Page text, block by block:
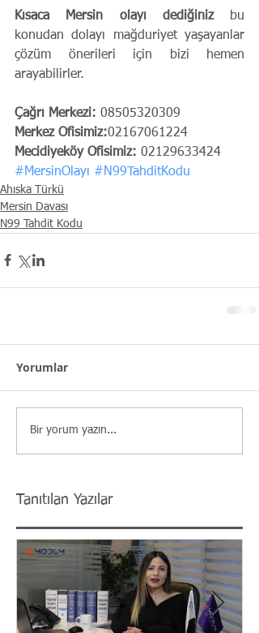
Kısaca Mersin olayı dediğiniz bu
konudan dolayı mağduriyet yaşayanlar
çözüm önerileri için bizi hemen
arayabilirler.
Çağrı Merkezi: 08505320309
Merkez Ofisimiz:02167061224
Mecidiyeköy Ofisimiz: 02129633424
#MersinOlayı #N99TahditKodu
Ahıska Türkü
Mersin Davası
N99 Tahdit Kodu
Yorumlar
Bir yorum yazın...
Tanıtılan Yazılar